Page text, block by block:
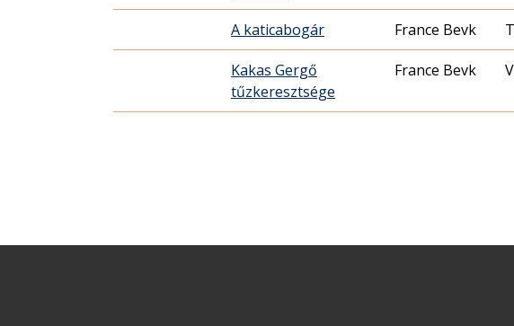
A katicabogár France Bevk
Kakas Gergő
tűzkeresztsége
France Bevk